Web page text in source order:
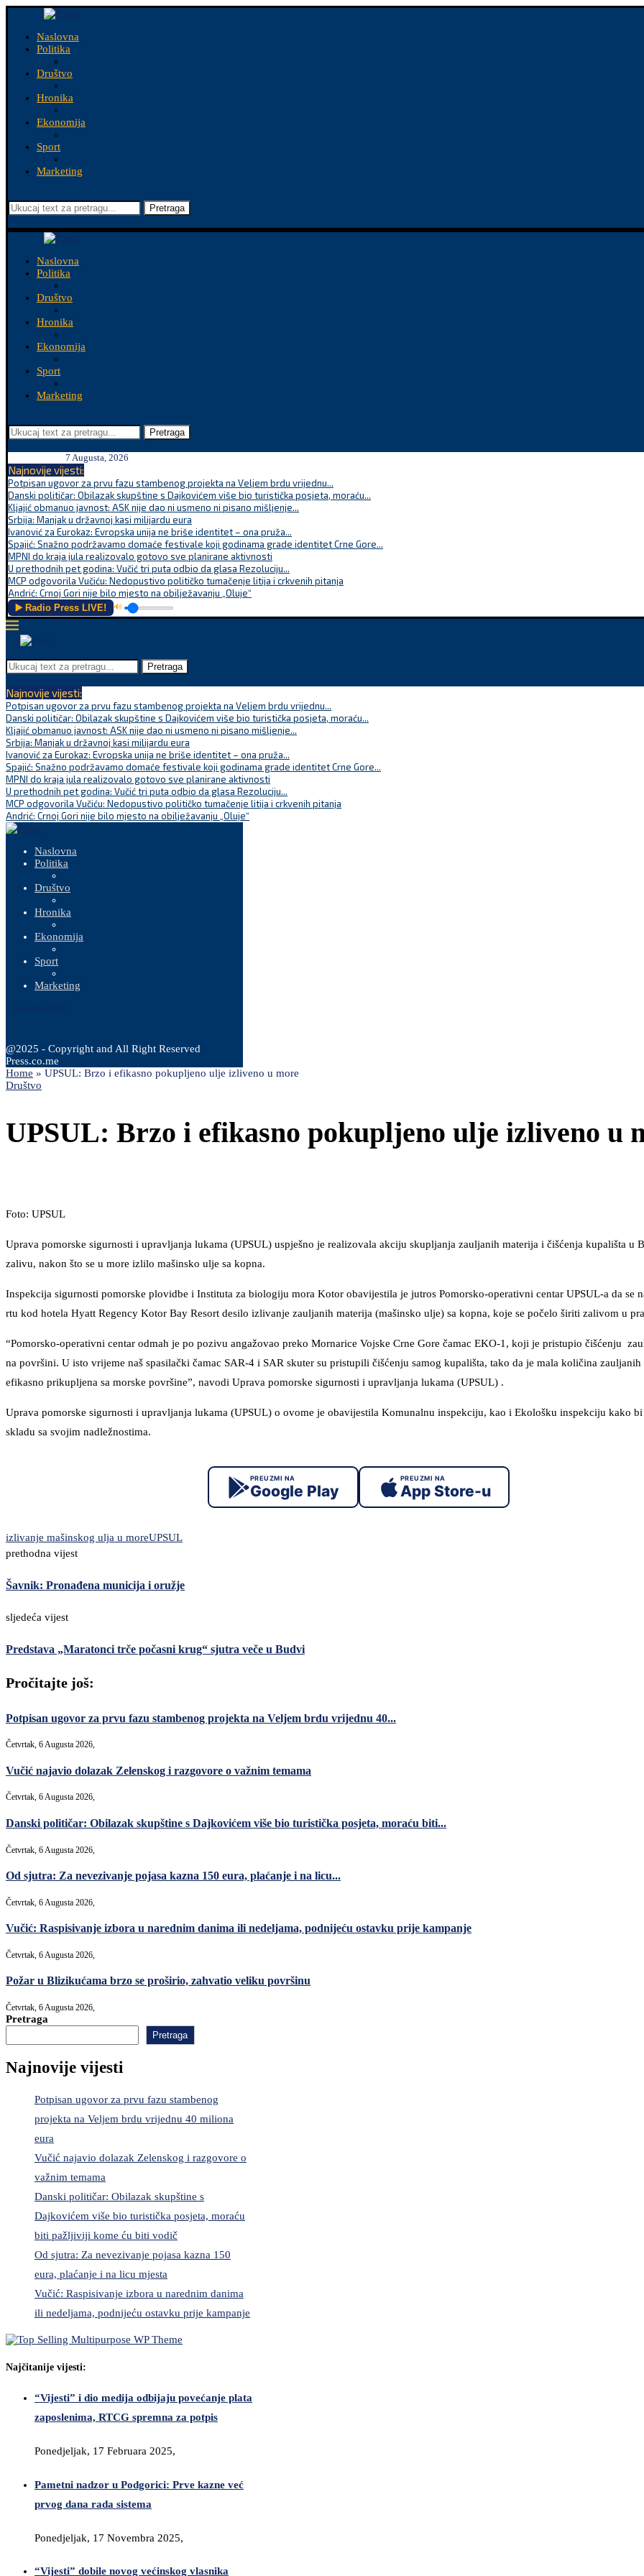
Naslovna
Politika
Društvo
Hronika
Ekonomija
Sport
Marketing
Pretraga
Naslovna
Politika
Društvo
Hronika
Ekonomija
Sport
Marketing
Pretraga
7 Augusta, 2026
Najnovije vijesti:
Potpisan ugovor za prvu fazu stambenog projekta na Veljem brdu vrijednu...
Danski političar: Obilazak skupštine s Dajkovićem više bio turistička posjeta, moraću...
Kljajić obmanuo javnost: ASK nije dao ni usmeno ni pisano mišljenje...
Srbija: Manjak u državnoj kasi milijardu eura
Ivanović za Eurokaz: Evropska unija ne briše identitet – ona pruža...
Spajić: Snažno podržavamo domaće festivale koji godinama grade identitet Crne Gore...
MPNI do kraja jula realizovalo gotovo sve planirane aktivnosti
U prethodnih pet godina: Vučić tri puta odbio da glasa Rezoluciju...
MCP odgovorila Vučiću: Nedopustivo političko tumačenje litija i crkvenih pitanja
Andrić: Crnoj Gori nije bilo mjesto na obilježavanju „Oluje“
▶️ Radio Press LIVE! 🔊
Pretraga
Najnovije vijesti:
Potpisan ugovor za prvu fazu stambenog projekta na Veljem brdu vrijednu...
Danski političar: Obilazak skupštine s Dajkovićem više bio turistička posjeta, moraću...
Kljajić obmanuo javnost: ASK nije dao ni usmeno ni pisano mišljenje...
Srbija: Manjak u državnoj kasi milijardu eura
Ivanović za Eurokaz: Evropska unija ne briše identitet – ona pruža...
Spajić: Snažno podržavamo domaće festivale koji godinama grade identitet Crne Gore...
MPNI do kraja jula realizovalo gotovo sve planirane aktivnosti
U prethodnih pet godina: Vučić tri puta odbio da glasa Rezoluciju...
MCP odgovorila Vučiću: Nedopustivo političko tumačenje litija i crkvenih pitanja
Andrić: Crnoj Gori nije bilo mjesto na obilježavanju „Oluje“
Naslovna
Politika
Društvo
Hronika
Ekonomija
Sport
Marketing
@2025 - Copyright and All Right Reserved
Press.co.me
Home » UPSUL: Brzo i efikasno pokupljeno ulje izliveno u more
Društvo
UPSUL: Brzo i efikasno pokupljeno ulje izliveno u
Foto: UPSUL
Uprava pomorske sigurnosti i upravljanja lukama (UPSUL) uspješno je realizovala akciju skupljanja zauljanih materija i čišćenja kupališta u
zalivu, nakon što se u more izlilo mašinsko ulje sa kopna.
Inspekcija sigurnosti pomorske plovidbe i Instituta za biologiju mora Kotor obavijestila je jutros Pomorsko-operativni centar UPSUL-a da se
rtu kod hotela Hyatt Regency Kotor Bay Resort desilo izlivanje zauljanih materija (mašinsko ulje) sa kopna, koje se počelo širiti zalivom u
“Pomorsko-operativni centar odmah je po pozivu angažovao preko Mornarice Vojske Crne Gore čamac EKO-1, koji je pristupio čišćenju
na površini. U isto vrijeme naš spasilački čamac SAR-4 i SAR skuter su pristupili čišćenju samog kupališta, tako da je mala količina
efikasno prikupljena sa morske površine”, navodi Uprava pomorske sigurnosti i upravljanja lukama (UPSUL) .
Uprava pomorske sigurnosti i upravljanja lukama (UPSUL) o ovome je obavijestila Komunalnu inspekciju, kao i Ekološku inspekciju kako
skladu sa svojim nadležnostima.
PREUZMI NA
Google Play
PREUZMI NA
App Store-u
izlivanje mašinskog ulja u moreUPSUL
prethodna vijest
Šavnik: Pronađena municija i oružje
sljedeća vijest
Predstava „Maratonci trče počasni krug“ sjutra veče u Budvi
Pročitajte još:
Potpisan ugovor za prvu fazu stambenog projekta na Veljem brdu vrijednu 40...
Četvrtak, 6 Augusta 2026,
Vučić najavio dolazak Zelenskog i razgovore o važnim temama
Četvrtak, 6 Augusta 2026,
Danski političar: Obilazak skupštine s Dajkovićem više bio turistička posjeta, moraću biti...
Četvrtak, 6 Augusta 2026,
Od sjutra: Za nevezivanje pojasa kazna 150 eura, plaćanje i na licu...
Četvrtak, 6 Augusta 2026,
Vučić: Raspisivanje izbora u narednim danima ili nedeljama, podnijeću ostavku prije kampanje
Četvrtak, 6 Augusta 2026,
Požar u Blizikućama brzo se proširio, zahvatio veliku površinu
Četvrtak, 6 Augusta 2026,
Pretraga
Pretraga
Najnovije vijesti
Potpisan ugovor za prvu fazu stambenog
projekta na Veljem brdu vrijednu 40 miliona
eura
Vučić najavio dolazak Zelenskog i razgovore o
važnim temama
Danski političar: Obilazak skupštine s
Dajkovićem više bio turistička posjeta, moraću
biti pažljiviji kome ću biti vodič
Od sjutra: Za nevezivanje pojasa kazna 150
eura, plaćanje i na licu mjesta
Vučić: Raspisivanje izbora u narednim danima
ili nedeljama, podnijeću ostavku prije kampanje
Najčitanije vijesti:
“Vijesti” i dio medija odbijaju povećanje plata
zaposlenima, RTCG spremna za potpis
Ponedjeljak, 17 Februara 2025,
Pametni nadzor u Podgorici: Prve kazne već
prvog dana rada sistema
Ponedjeljak, 17 Novembra 2025,
“Vijesti” dobile novog većinskog vlasnika